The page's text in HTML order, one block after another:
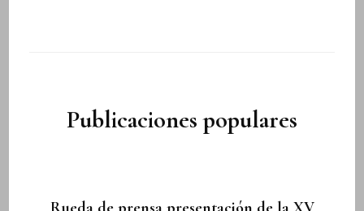
Publicaciones populares